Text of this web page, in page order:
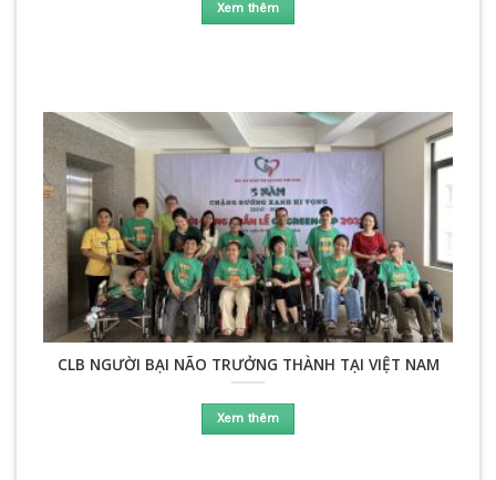
Xem thêm
CLB NGƯỜI BẠI NÃO TRƯỞNG THÀNH TẠI VIỆT NAM
Xem thêm